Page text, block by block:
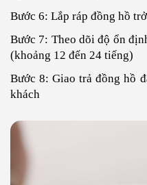
Bước 6: Lắp ráp đồng hồ
Bước 7: Theo dõi độ ổn
(khoảng 12 đến 24 tiếng)
Bước 8: Giao trả đồng hồ
khách